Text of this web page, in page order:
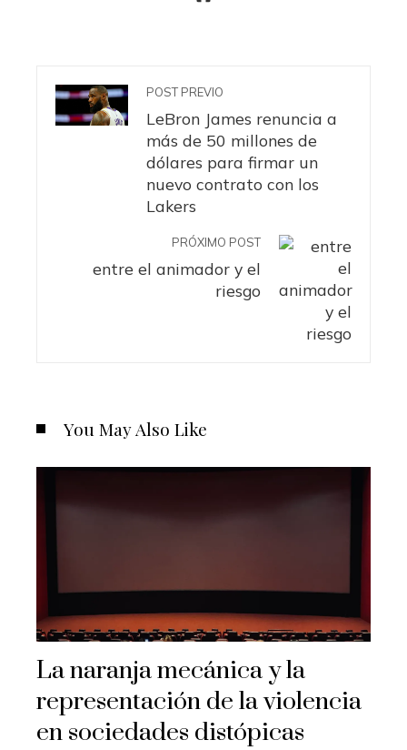
POST PREVIO
LeBron James renuncia a
más de 50 millones de
dólares para firmar un
nuevo contrato con los
Lakers
PRÓXIMO POST
entre el animador y el
riesgo
You May Also Like
La naranja mecánica y la
representación de la violencia
en sociedades distópicas